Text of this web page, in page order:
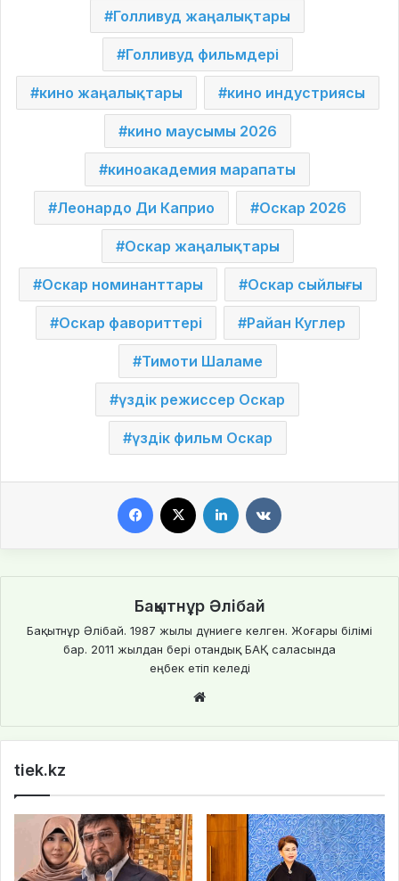
Голливуд жаңалықтары
Голливуд фильмдері
кино жаңалықтары кино индустриясы
кино маусымы 2026
киноакадемия марапаты
Леонардо Ди Каприо Оскар 2026
Оскар жаңалықтары
Оскар номинанттары Оскар сыйлығы
Оскар фавориттері Райан Куглер
Тимоти Шаламе
үздік режиссер Оскар
үздік фильм Оскар
Бақытнұр Әлібай
Бақытнұр Әлібай. 1987 жылы дүниеге келген. Жоғары білімі
бар. 2011 жылдан бері отандық БАҚ саласында
еңбек етіп келеді
te
tiek.kz